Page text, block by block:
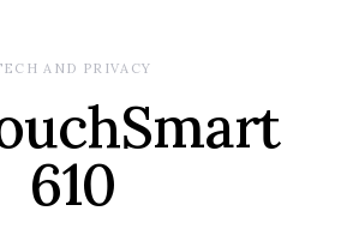
AND PRIVACY
610